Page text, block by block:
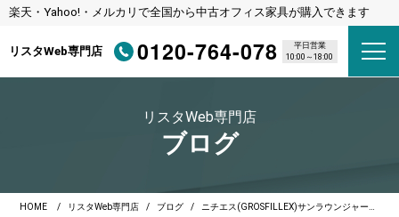
楽天・Yahoo!・メルカリで全国から中古オフィス家具が購入できます
リスタWeb専門店 0120-764-078
平日営業
10:00～18:00
リスタWeb専門店
ブログ
HOME リスタWeb専門店 ブログ ニチエス(GROSFILLEX)サンラウンジャーベッド（デッキチェア）＊中古＊